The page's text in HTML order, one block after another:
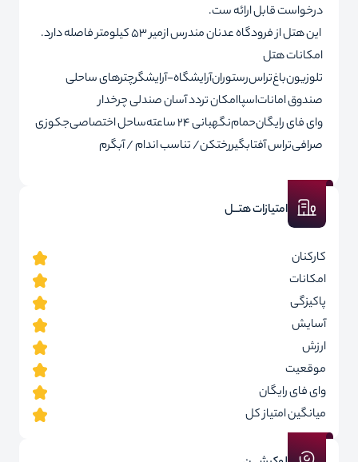
درخواست قابل ارائه ست.
این هتل از فرودگاه عدنان مندرس ازمیر 53 کیلومتر فاصله دارد.
امکانات هتل
تلوزیونباغتراسرستورانآرایشگاه-آرایشگرچترهای ساحلی
صندوق اماناتاسپاامکان تردد آسان صندلی چرخدار
وای فای رایگانحمامنگهبانی 24 ساعته ساحل اختصاصیجکوزی
صرافیتراس آفتابگیررختکن/ تناسب اندام / آبگرم
امتیازات هتــل
کارکنان
امکانات
پاکیزگی
آسایش
ارزش
موقعیت
وای فای رایگان
میانگین امتیاز کل